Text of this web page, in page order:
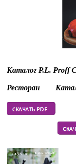
Каталог P.L.
Ресторан